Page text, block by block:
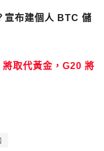
宣布建個人 BTC 儲
取代黃金，G20 將